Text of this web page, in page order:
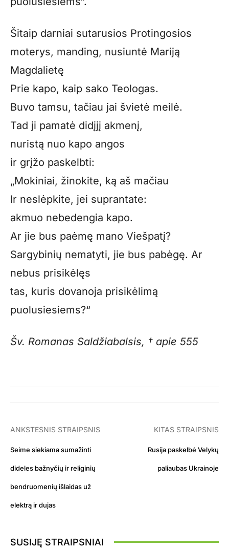
Šitaip darniai sutarusios Protingosios
moterys, manding, nusiuntė Mariją
Magda­lietę
Prie kapo, kaip sako Teologas.
Buvo tamsu, tačiau jai švietė meilė.
Tad ji pamatė didįjį akmenį,
nuristą nuo kapo angos
ir grįžo paskelbti:
„Mokiniai, žinokite, ką aš mačiau
Ir neslėpkite, jei suprantate:
akmuo nebedengia kapo.
Ar jie bus paėmę mano Viešpatį?
Sargybinių nematyti, jie bus pabėgę. Ar
nebus prisikėlęs
tas, kuris dovanoja prisikėlimą
puolusiesiems?“
Šv. Romanas Saldžiabalsis, † apie 555
ANKSTESNIS STRAIPSNIS
Seime siekiama sumažinti
dideles bažnyčių ir religinių
bendruomenių išlaidas už
elektrą ir dujas
KITAS STRAIPSNIS
Rusija paskelbė Velykų
paliaubas Ukrainoje
SUSIJĘ STRAIPSNIAI